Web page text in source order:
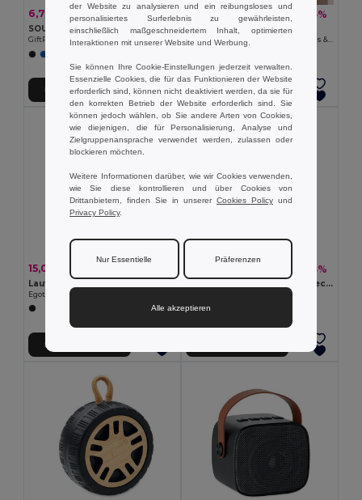
6,73 € -43%
SOUND 2.1 wireless Lautsprecher
GiftRetail MO9155
In den Warenkorb
10,30 € -45%
Goya 53582
Bluetooth 5.0 Lautsprecher, Bambus & RPET, 3W IVY
In den Warenkorb
15,03 €
Egotier 97095
In den Warenkorb
-43%
RUMBA 5.3 Wireless Lautsprecher
der Website zu analysieren und ein reibungsloses und
personalisiertes Surferlebnis zu gewährleisten,
einschließlich maßgeschneidertem Inhalt, optimierten
Interaktionen mit unserer Website und Werbung.
Sie können Ihre Cookie-Einstellungen jederzeit verwalten.
Essenzielle Cookies, die für das Funktionieren der Website
erforderlich sind, können nicht deaktiviert werden, da sie für
den korrekten Betrieb der Website erforderlich sind. Sie
können jedoch wählen, ob Sie andere Arten von Cookies,
wie diejenigen, die für Personalisierung, Analyse und
Zielgruppenansprache verwendet werden, zulassen oder
blockieren möchten.
Weitere Informationen darüber, wie wir Cookies verwenden,
wie Sie diese kontrollieren und über Cookies von
Drittanbietern, finden Sie in unserer Cookies Policy und
Privacy Policy.
Nur Essentielle Präferenzen
Alle akzeptieren